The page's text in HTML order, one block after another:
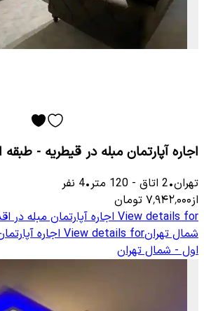
اجاره آپارتمان مبله در قیطریه - طبقه
تهران•
2 اتاق -
120 متر•
4 نفر
از۷٬۹۴۲٬۰۰۰ تومان
View details for اجاره آپارتمان مبله در
شمال تهرانView details for اجاره
اول - شمال تهران